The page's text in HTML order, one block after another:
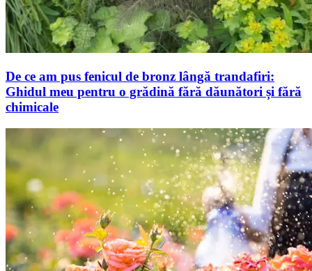
De ce am pus fenicul de bronz lângă trandafiri:
Ghidul meu pentru o grădină fără dăunători și fără
chimicale